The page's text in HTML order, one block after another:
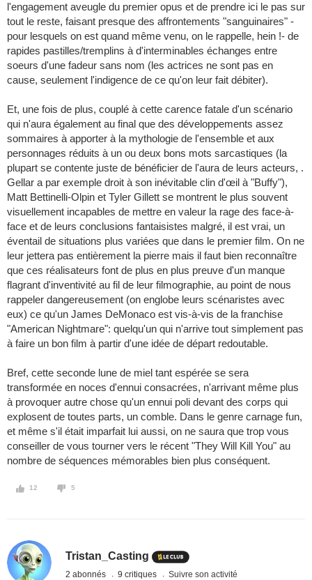
l'engagement aveugle du premier opus et de prendre ici le pas sur
tout le reste, faisant presque des affrontements "sanguinaires" -
pour lesquels on est quand même venu, on le rappelle, hein !- de
rapides pastilles/tremplins à d'interminables échanges entre
soeurs d'une fadeur sans nom (les actrices ne sont pas en
cause, seulement l'indigence de ce qu'on leur fait débiter).
Et, une fois de plus, couplé à cette carence fatale d'un scénario
qui n'aura également au final que des développements assez
sommaires à apporter à la mythologie de l'ensemble et aux
personnages réduits à un ou deux bons mots sarcastiques (la
plupart se contente juste de bénéficier de l'aura de leurs acteurs, .
Gellar a par exemple droit à son inévitable clin d'œil à "Buffy"),
Matt Bettinelli-Olpin et Tyler Gillett se montrent le plus souvent
visuellement incapables de mettre en valeur la rage des face-à-
face et de leurs conclusions fantaisistes malgré, il est vrai, un
éventail de situations plus variées que dans le premier film. On ne
leur jettera pas entièrement la pierre mais il faut bien reconnaître
que ces réalisateurs font de plus en plus preuve d'un manque
flagrant d'inventivité au fil de leur filmographie, au point de nous
rappeler dangereusement (on englobe leurs scénaristes avec
eux) ce qu'un James DeMonaco est vis-à-vis de la franchise
"American Nightmare": quelqu'un qui n'arrive tout simplement pas
à faire un bon film à partir d'une idée de départ redoutable.
Bref, cette seconde lune de miel tant espérée se sera
transformée en noces d'ennui consacrées, n'arrivant même plus
à provoquer autre chose qu'un ennui poli devant des corps qui
explosent de toutes parts, un comble. Dans le genre carnage fun,
et même s'il était imparfait lui aussi, on ne saura que trop vous
conseiller de vous tourner vers le récent "They Will Kill You" au
nombre de séquences mémorables bien plus conséquent.
12 5
Tristan_Casting
2 abonnés 9 critiques Suivre son activité